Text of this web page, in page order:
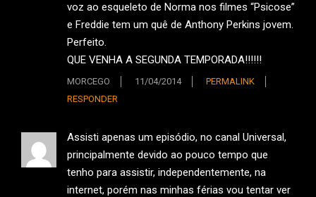
voz ao esqueleto de Norma nos filmes “Psicose”
e Freddie tem um quê de Anthony Perkins jovem.
Perfeito.
QUE VENHA A SEGUNDA TEMPORADA!!!!!!
MORCEGO 11/04/2014
PERMALINK
RESPONDER
Assisti apenas um episódio, no canal Universal,
principalmente devido ao pouco tempo que
tenho para assistir, independentemente, na
internet, porém nas minhas férias vou tentar ver